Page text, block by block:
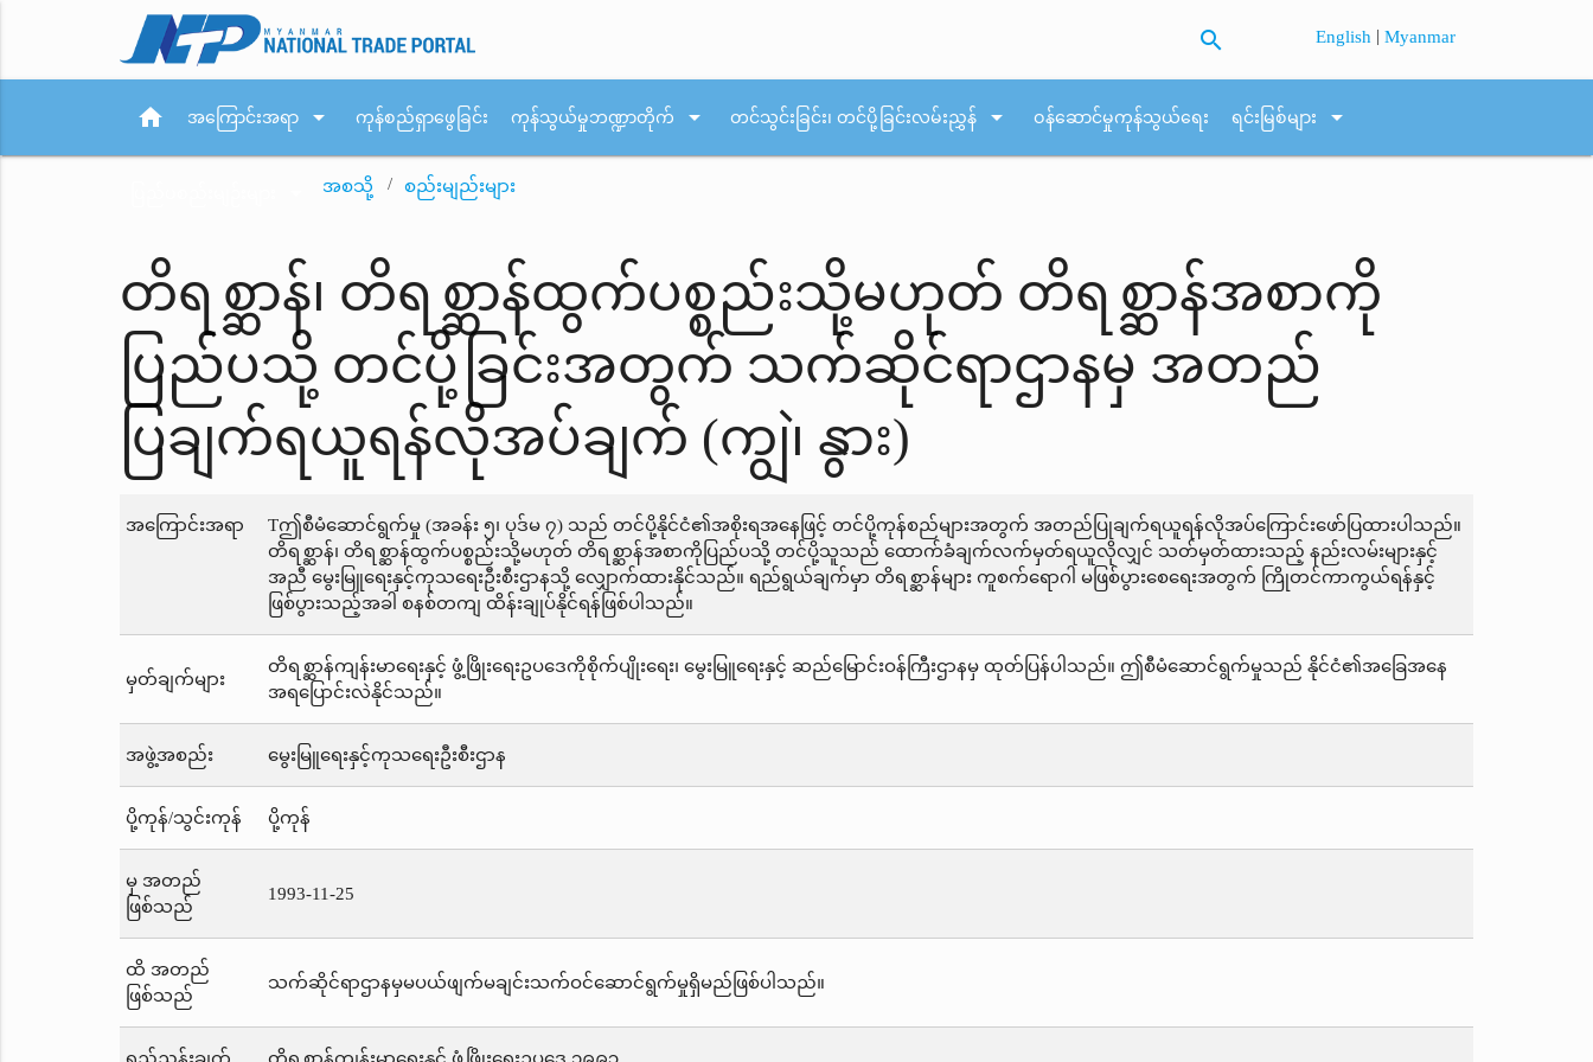
search English |Myanmar
home အကြောင်းအရာ arrow_drop_down ကုန်စည်ရှာဖွေခြင်း ကုန်သွယ်မှုဘဏ္ဍာတိုက် arrow_drop_down တင်သွင်းခြင်း၊ တင်ပို့ခြင်းလမ်းညွှန် arrow_drop_down ဝန်ဆောင်မှုကုန်သွယ်ရေး ရင်းမြစ်များ arrow_drop_down
အစသို့ စည်းမျည်းများ
တိရစ္ဆာန်၊ တိရစ္ဆာန်ထွက်ပစ္စည်းသို့မဟုတ် တိရစ္ဆာန်အစာကို
ပြည်ပသို့ တင်ပို့ခြင်းအတွက် သက်ဆိုင်ရာဌာနမှ အတည်
ပြချက်ရယူရန်လိုအပ်ချက် (ကျွဲ၊ နွား)
အကြောင်းအရာ
Tဤစီမံဆောင်ရွက်မှု (အခန်း ၅၊ ပုဒ်မ ၇) သည် တင်ပို့နိုင်ငံ၏အစိုးရအနေဖြင့် တင်ပို့ကုန်စည်များအတွက် အတည်ပြုချက်ရယူရန်လိုအပ်ကြောင်းဖော်ပြထားပါသည်။
တိရစ္ဆာန်၊ တိရစ္ဆာန်ထွက်ပစ္စည်းသို့မဟုတ် တိရစ္ဆာန်အစာကိုပြည်ပသို့ တင်ပို့သူသည် ထောက်ခံချက်လက်မှတ်ရယူလိုလျှင် သတ်မှတ်ထားသည့် နည်းလမ်းများနှင့်
အညီ မွေးမြူရေးနှင့်ကုသရေးဦးစီးဌာနသို့ လျှောက်ထားနိုင်သည်။ ရည်ရွယ်ချက်မှာ တိရစ္ဆာန်များ ကူစက်ရောဂါ မဖြစ်ပွားစေရေးအတွက် ကြိုတင်ကာကွယ်ရန်နှင့်
ဖြစ်ပွားသည့်အခါ စနစ်တကျ ထိန်းချုပ်နိုင်ရန်ဖြစ်ပါသည်။
မှတ်ချက်များ
တိရစ္ဆာန်ကျန်းမာရေးနှင့် ဖွံ့ဖြိုးရေးဥပဒေကိုစိုက်ပျိုးရေး၊ မွေးမြူရေးနှင့် ဆည်မြောင်းဝန်ကြီးဌာနမှ ထုတ်ပြန်ပါသည်။ ဤစီမံဆောင်ရွက်မှုသည် နိုင်ငံ၏အခြေအနေ
အရပြောင်းလဲနိုင်သည်။
အဖွဲ့အစည်း မွေးမြူရေးနှင့်ကုသရေးဦးစီးဌာန
ပို့ကုန်/သွင်းကုန် ပို့ကုန်
မှ အတည်
ဖြစ်သည်
1993-11-25
ထိ အတည်
ဖြစ်သည်
သက်ဆိုင်ရာဌာနမှမပယ်ဖျက်မချင်းသက်ဝင်ဆောင်ရွက်မှုရှိမည်ဖြစ်ပါသည်။